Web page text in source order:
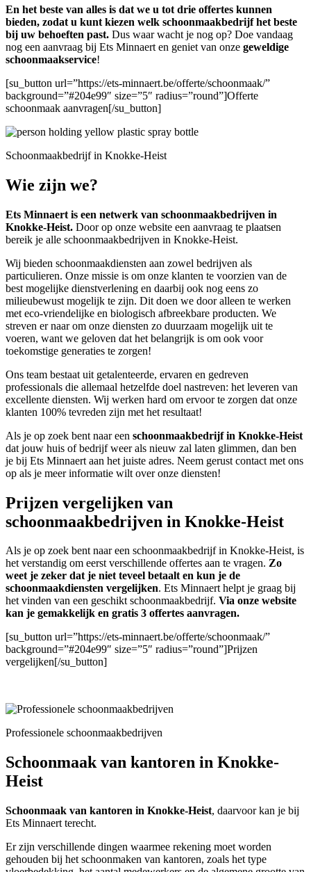
En het beste van alles is dat we u tot drie offertes kunnen
bieden, zodat u kunt kiezen welk schoonmaakbedrijf het beste
bij uw behoeften past. Dus waar wacht je nog op? Doe vandaag
nog een aanvraag bij Ets Minnaert en geniet van onze geweldige
schoonmaakservice!
[su_button url=”https://ets-minnaert.be/offerte/schoonmaak/”
background=”#204e99″ size=”5″ radius=”round”]Offerte
schoonmaak aanvragen[/su_button]
Schoonmaakbedrijf in Knokke-Heist
Wie zijn we?
Ets Minnaert is een netwerk van schoonmaakbedrijven in
Knokke-Heist. Door op onze website een aanvraag te plaatsen
bereik je alle schoonmaakbedrijven in Knokke-Heist.
Wij bieden schoonmaakdiensten aan zowel bedrijven als
particulieren. Onze missie is om onze klanten te voorzien van de
best mogelijke dienstverlening en daarbij ook nog eens zo
milieubewust mogelijk te zijn. Dit doen we door alleen te werken
met eco-vriendelijke en biologisch afbreekbare producten. We
streven er naar om onze diensten zo duurzaam mogelijk uit te
voeren, want we geloven dat het belangrijk is om ook voor
toekomstige generaties te zorgen!
Ons team bestaat uit getalenteerde, ervaren en gedreven
professionals die allemaal hetzelfde doel nastreven: het leveren van
excellente diensten. Wij werken hard om ervoor te zorgen dat onze
klanten 100% tevreden zijn met het resultaat!
Als je op zoek bent naar een schoonmaakbedrijf in Knokke-Heist
dat jouw huis of bedrijf weer als nieuw zal laten glimmen, dan ben
je bij Ets Minnaert aan het juiste adres. Neem gerust contact met ons
op als je meer informatie wilt over onze diensten!
Prijzen vergelijken van
schoonmaakbedrijven in Knokke-Heist
Als je op zoek bent naar een schoonmaakbedrijf in Knokke-Heist, is
het verstandig om eerst verschillende offertes aan te vragen. Zo
weet je zeker dat je niet teveel betaalt en kun je de
schoonmaakdiensten vergelijken. Ets Minnaert helpt je graag bij
het vinden van een geschikt schoonmaakbedrijf. Via onze website
kan je gemakkelijk en gratis 3 offertes aanvragen.
[su_button url=”https://ets-minnaert.be/offerte/schoonmaak/”
background=”#204e99″ size=”5″ radius=”round”]Prijzen
vergelijken[/su_button]
Professionele schoonmaakbedrijven
Schoonmaak van kantoren in Knokke-
Heist
Schoonmaak van kantoren in Knokke-Heist, daarvoor kan je bij
Ets Minnaert terecht.
Er zijn verschillende dingen waarmee rekening moet worden
gehouden bij het schoonmaken van kantoren, zoals het type